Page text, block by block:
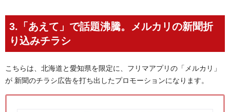
3.「あえて」で話題沸騰。メルカリの新聞折
り込みチラシ
こちらは、北海道と愛知県を限定に、フリマアプリの「メルカリ」
が 新聞のチラシ広告を打ち出したプロモーションになります。